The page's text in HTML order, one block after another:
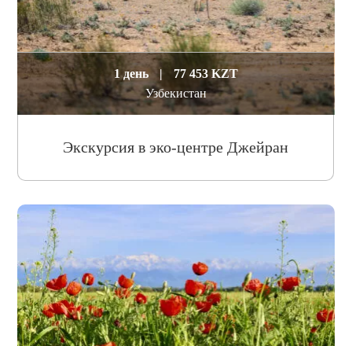
1 день |
77 453 KZT
Узбекистан
Экскурсия в эко-центре Джейран